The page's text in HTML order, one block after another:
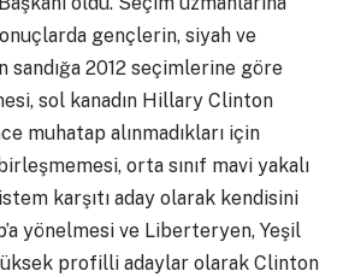
gençlerin, siyah ve
sandığa 2012 seçimlerine göre
sol kanadın Hillary Clinton
muhatap alınmadıkları için
orta sınıf mavi yakalı
karşıtı aday olarak kendisini
yönelmesi ve Liberteryen, Yeşil
profilli adaylar olarak Clinton